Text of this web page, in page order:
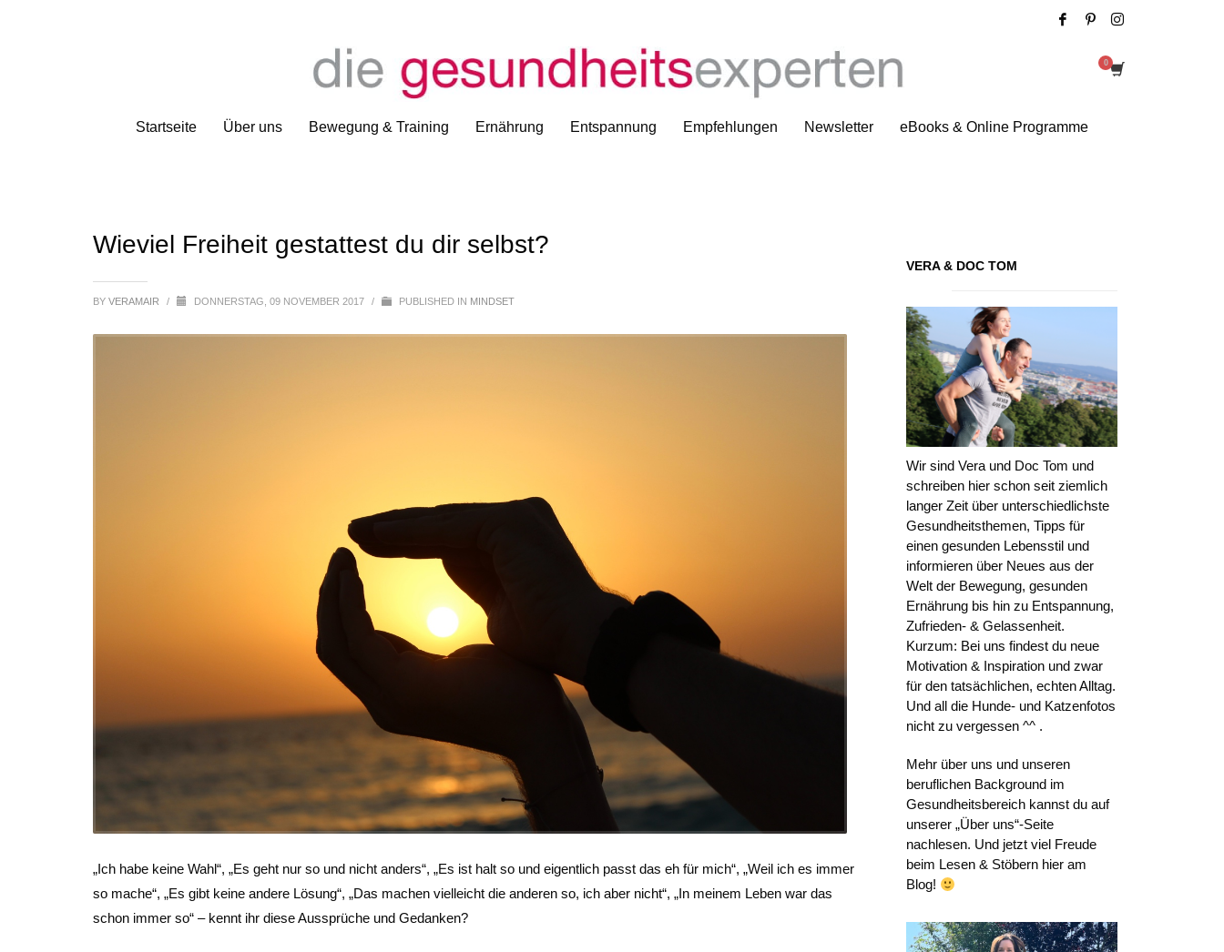
Startseite Über uns Bewegung & Training Ernährung Entspannung Empfehlungen Newsletter eBooks & Online Programme
Wieviel Freiheit gestattest du dir selbst?
Wieviel Freiheit gestattest du dir selbst?
BY VERAMAIR / DONNERSTAG, 09 NOVEMBER 2017 / PUBLISHED IN MINDSET
„Ich habe keine Wahl“, „Es geht nur so und nicht anders“, „Es ist halt so und eigentlich passt das eh für mich“, „Weil ich es immer
so mache“, „Es gibt keine andere Lösung“, „Das machen vielleicht die anderen so, ich aber nicht“, „In meinem Leben war das
schon immer so“ – kennt ihr diese Aussprüche und Gedanken?
VERA & DOC TOM
Wir sind Vera und Doc Tom und
schreiben hier schon seit ziemlich
langer Zeit über unterschiedlichste
Gesundheitsthemen, Tipps für
einen gesunden Lebensstil und
informieren über Neues aus der
Welt der Bewegung, gesunden
Ernährung bis hin zu Entspannung,
Zufrieden- & Gelassenheit.
Kurzum: Bei uns findest du neue
Motivation & Inspiration und zwar
für den tatsächlichen, echten Alltag.
Und all die Hunde- und Katzenfotos
nicht zu vergessen ^^ .
Mehr über uns und unseren
beruflichen Background im
Gesundheitsbereich kannst du auf
unserer „Über uns“-Seite
nachlesen. Und jetzt viel Freude
beim Lesen & Stöbern hier am
Blog!